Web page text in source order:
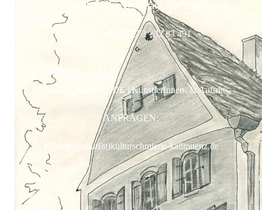
E-Mail: hubertus.hinse(at)icloud.com
+49 - (0)173 - 32 83 491
KUNSTSCHAFFENDE | KünstlerInnen- & Auftritts-
ANFRAGEN:
E-Mail: kultur(at)kulturschmiede-kallmuenz.de